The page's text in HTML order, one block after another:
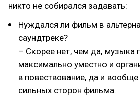
никто не собирался задавать:
Нуждался ли фильм в
саундтреке?
– Скорее нет, чем да, музыка
максимально уместно и
в повествование, да и вообще
сильных сторон фильма.